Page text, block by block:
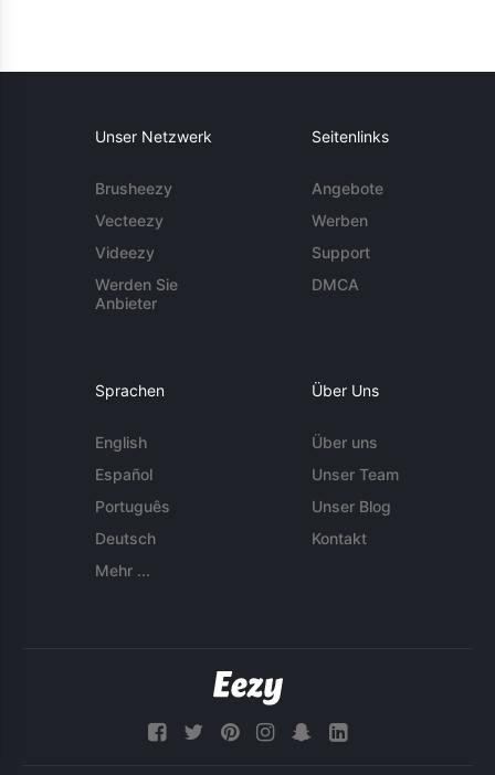
Unser Netzwerk
Brusheezy
Vecteezy
Videezy
Werden Sie
Anbieter
Seitenlinks
Angebote
Werben
Support
DMCA
Sprachen
English
Español
Português
Deutsch
Mehr ...
Über Uns
Über uns
Unser Team
Unser Blog
Kontakt